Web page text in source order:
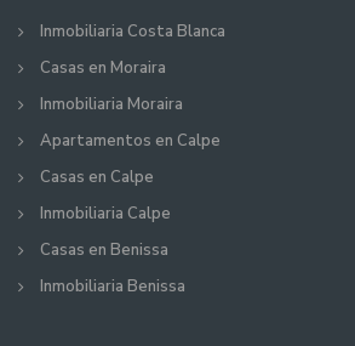
Inmobiliaria Costa Blanca
Casas en Moraira
Inmobiliaria Moraira
Apartamentos en Calpe
Casas en Calpe
Inmobiliaria Calpe
Casas en Benissa
Inmobiliaria Benissa